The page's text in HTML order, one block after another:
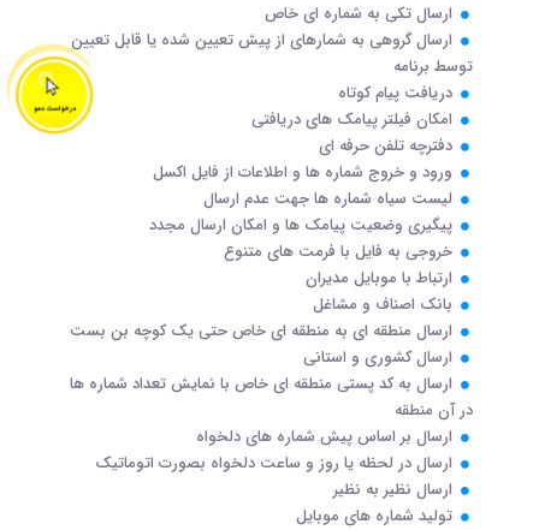
ارسال تکی به شماره ای خاص
ارسال گروهی به شمارهای از پیش تعیین شده یا قابل تعیین
توسط برنامه
دریافت پیام کوتاه
امکان فیلتر پیامک های دریافتی
دفترچه تلفن حرفه ای
ورود و خروج شماره ها و اطلاعات از فایل اکسل
لیست سیاه شماره ها جهت عدم ارسال
پیگیری وضعیت پیامک ها و امکان ارسال مجدد
خروجی به فایل با فرمت های متنوع
ارتباط با موبایل مدیران
بانک اصناف و مشاغل
ارسال منطقه ای به منطقه ای خاص حتی یک کوچه بن بست
ارسال کشوری و استانی
ارسال به کد پستی منطقه ای خاص با نمایش تعداد شماره ها
در آن منطقه
ارسال بر اساس پیش شماره های دلخواه
ارسال در لحظه یا روز و ساعت دلخواه بصورت اتوماتیک
ارسال نظیر به نظیر
تولید شماره های موبایل